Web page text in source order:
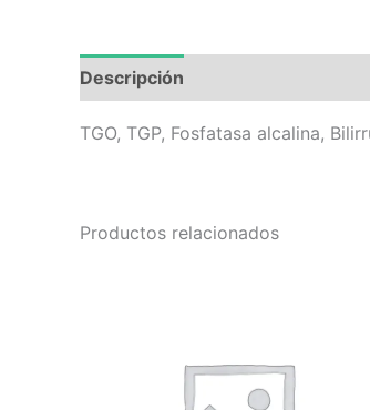
Descripción
TGO, TGP, Fosfatasa alcalina,
Productos relacionados